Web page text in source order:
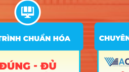
Tư vấn hướng nghiệp
Tin tức
Tin giáo dục nổi bật
Tin tuyển sinh vào 10
Tin tuyển sinh Đại học
Về chúng tôi